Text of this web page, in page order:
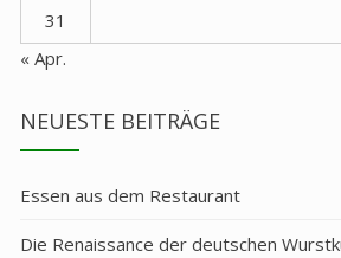
31
« Apr.
NEUESTE BEITRÄGE
Essen aus dem Restaurant
Die Renaissance der deutschen